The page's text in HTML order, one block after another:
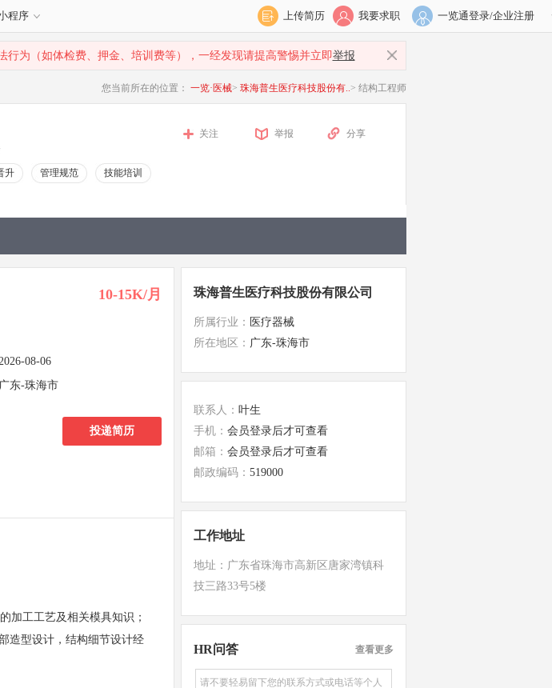
程序 上传简历 我要求职 一览通登录/企业注册
为（如体检费、押金、培训费等），一经发现请提高警惕并立即举报
您当前所在的位置： 一览·医械> 珠海普生医疗科技股份有..> 结构工程师
升 管理规范
技能培训
关注 举报 分享
10-15K/月
08-06
广东-珠海市
投递简历
加工工艺及相关模具知识；
造型设计，结构细节设计经
珠海普生医疗科技股份有限公司
所属行业： 医疗器械
所在地区： 广东-珠海市
联系人： 叶生
手机： 会员登录后才可查看
邮箱： 会员登录后才可查看
邮政编码： 519000
工作地址
地址：广东省珠海市高新区唐家湾镇科
技三路33号5楼
HR问答 查看更多